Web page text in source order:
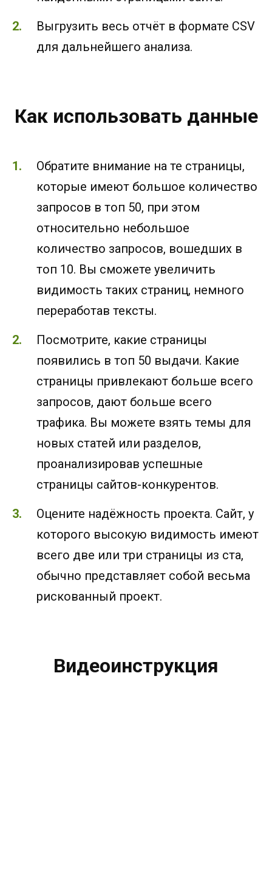
Выгрузить весь отчёт в формате CSV
для дальнейшего анализа.
Как использовать данные
Обратите внимание на те страницы,
которые имеют большое количество
запросов в топ 50, при этом
относительно небольшое
количество запросов, вошедших в
топ 10. Вы сможете увеличить
видимость таких страниц, немного
переработав тексты.
Посмотрите, какие страницы
появились в топ 50 выдачи. Какие
страницы привлекают больше всего
запросов, дают больше всего
трафика. Вы можете взять темы для
новых статей или разделов,
проанализировав успешные
страницы сайтов-конкурентов.
Оцените надёжность проекта. Сайт, у
которого высокую видимость имеют
всего две или три страницы из ста,
обычно представляет собой весьма
рискованный проект.
Видеоинструкция